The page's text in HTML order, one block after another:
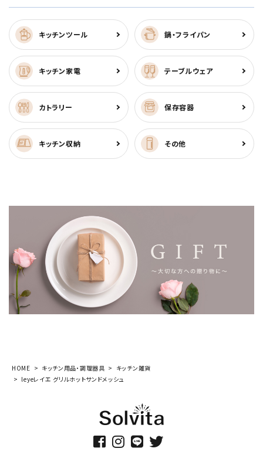
キッチンツール 鍋・フライパン
キッチン家電 テーブルウェア
カトラリー 保存容器
キッチン収納 その他
HOME キッチン用品・調理器具
キッチン雑貨
leyeレイエ グリルホットサンドメッシュ